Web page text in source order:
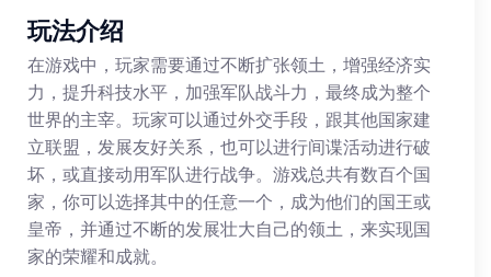
玩法介绍
在游戏中，玩家需要通过不断扩张领土，增强经济实
力，提升科技水平，加强军队战斗力，最终成为整个
世界的主宰。玩家可以通过外交手段，跟其他国家建
立联盟，发展友好关系，也可以进行间谍活动进行破
坏，或直接动用军队进行战争。游戏总共有数百个国
家，你可以选择其中的任意一个，成为他们的国王或
皇帝，并通过不断的发展壮大自己的领土，来实现国
家的荣耀和成就。